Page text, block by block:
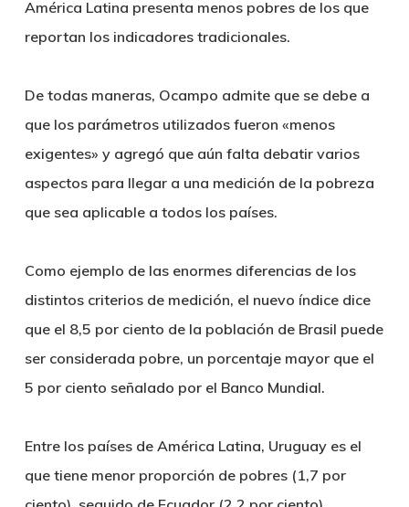
América Latina presenta menos pobres de los que
reportan los indicadores tradicionales.
De todas maneras, Ocampo admite que se debe a
que los parámetros utilizados fueron «menos
exigentes» y agregó que aún falta debatir varios
aspectos para llegar a una medición de la pobreza
que sea aplicable a todos los países.
Como ejemplo de las enormes diferencias de los
distintos criterios de medición, el nuevo índice dice
que el 8,5 por ciento de la población de Brasil puede
ser considerada pobre, un porcentaje mayor que el
5 por ciento señalado por el Banco Mundial.
Entre los países de América Latina, Uruguay es el
que tiene menor proporción de pobres (1,7 por